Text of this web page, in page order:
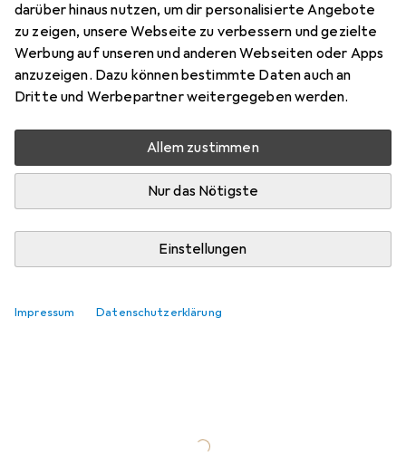
darüber hinaus nutzen, um dir personalisierte Angebote
zu zeigen, unsere Webseite zu verbessern und gezielte
Werbung auf unseren und anderen Webseiten oder Apps
anzuzeigen. Dazu können bestimmte Daten auch an
Dritte und Werbepartner weitergegeben werden.
Allem zustimmen
Nur das Nötigste
Einstellungen
Impressum Datenschutzerklärung